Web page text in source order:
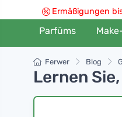
Ermäßigungen
Parfüms
Ferwer Blog
Lernen